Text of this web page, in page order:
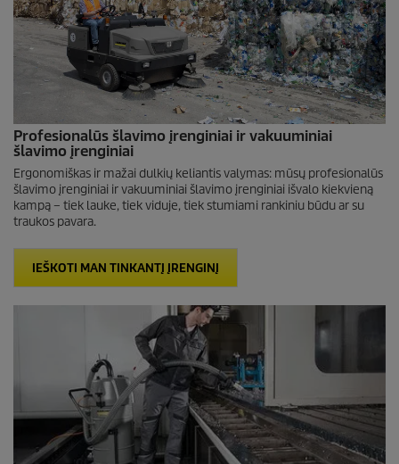
Profesionalūs šlavimo įrenginiai ir vakuuminiai
šlavimo įrenginiai
Ergonomiškas ir mažai dulkių keliantis valymas: mūsų profesionalūs
šlavimo įrenginiai ir vakuuminiai šlavimo įrenginiai išvalo kiekvieną
kampą – tiek lauke, tiek viduje, tiek stumiami rankiniu būdu ar su
traukos pavara.
IEŠKOTI MAN TINKANTĮ ĮRENGINĮ